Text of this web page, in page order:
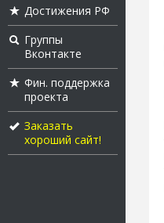
Достижения РФ
Группы
Вконтакте
Фин. поддержка
проекта
Заказать
хороший сайт!